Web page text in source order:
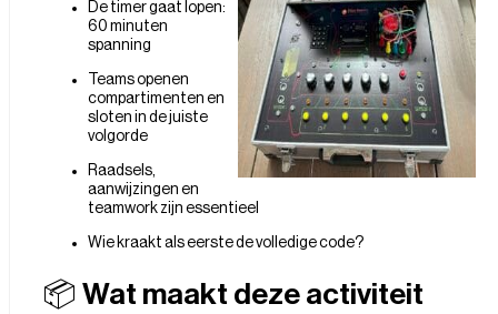
De timer gaat lopen:
60 minuten
spanning
Teams openen
compartimenten en
sloten in de juiste
volgorde
Raadsels,
aanwijzingen en
teamwork zijn essentieel
Wie kraakt als eerste de volledige code?
📦 Wat maakt deze activiteit